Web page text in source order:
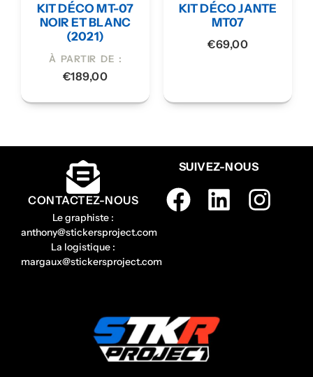
KIT DÉCO MT-07
NOIR ET BLANC
(2021)
À PARTIR DE :
€189,00
KIT DÉCO JANTE
MT07
€69,00
CONTACTEZ-NOUS
Le graphiste :
anthony@stickersproject.com
La logistique :
margaux@stickersproject.com
SUIVEZ-NOUS